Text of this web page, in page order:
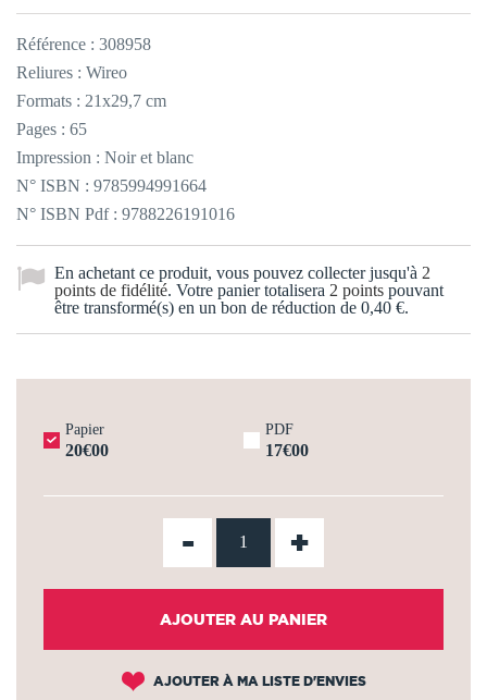
Référence : 308958
Reliures : Wireo
Formats : 21x29,7 cm
Pages : 65
Impression : Noir et blanc
N° ISBN : 9785994991664
N° ISBN Pdf : 9788226191016
En achetant ce produit, vous pouvez collecter jusqu'à 2
points de fidélité. Votre panier totalisera 2 points pouvant
être transformé(s) en un bon de réduction de 0,40 €.
Papier
20€00
PDF
17€00
- +
AJOUTER AU PANIER
AJOUTER À MA LISTE D'ENVIES